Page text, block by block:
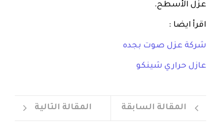
عزل الأسطح.
اقرأ ايضا :
شركة عزل صوت بجده
عازل حراري شينكو
المقالة السابقة المقالة التالية